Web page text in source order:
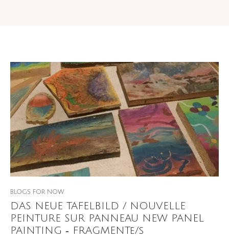
BLOGS FOR NOW
DAS NEUE TAFELBILD / NOUVELLE
PEINTURE SUR PANNEAU NEW PANEL
PAINTING ‐ FRAGMENTe/s